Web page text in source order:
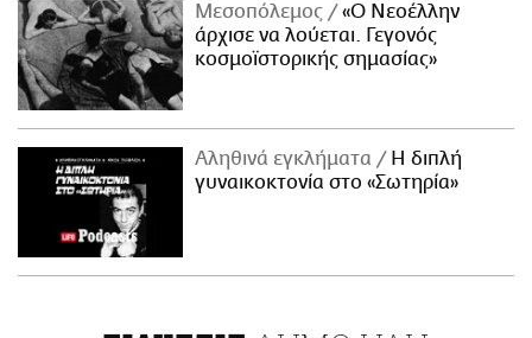
Μεσοπόλεμος
«Ο Νεοέλλην
άρχισε να λούεται. Γεγονός
κοσμοϊστορικής σημασίας»
Αληθινά εγκλήματα
Η διπλή
γυναικοκτονία στο «Σωτηρία»